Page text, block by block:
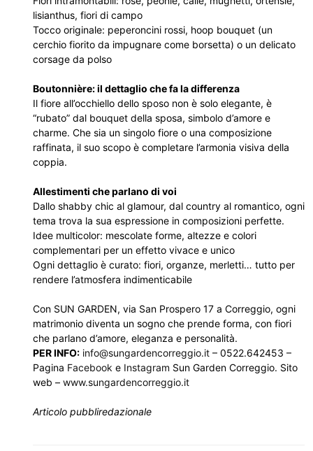
lisianthus, fiori di campo
Tocco originale: peperoncini rossi, hoop bouquet (un
cerchio fiorito da impugnare come borsetta) o un delicato
corsage da polso
Boutonnière: il dettaglio che fa la differenza
Il fiore all’occhiello dello sposo non è solo elegante, è
“rubato” dal bouquet della sposa, simbolo d’amore e
charme. Che sia un singolo fiore o una composizione
raffinata, il suo scopo è completare l’armonia visiva della
coppia.
Allestimenti che parlano di voi
Dallo shabby chic al glamour, dal country al romantico, ogni
tema trova la sua espressione in composizioni perfette.
Idee multicolor: mescolate forme, altezze e colori
complementari per un effetto vivace e unico
Ogni dettaglio è curato: fiori, organze, merletti… tutto per
rendere l’atmosfera indimenticabile
Con SUN GARDEN, via San Prospero 17 a Correggio, ogni
matrimonio diventa un sogno che prende forma, con fiori
che parlano d’amore, eleganza e personalità.
PER INFO: info@sungardencorreggio.it – 0522.642453 –
Pagina Facebook e Instagram Sun Garden Correggio. Sito
web – www.sungardencorreggio.it
Articolo pubbliredazionale